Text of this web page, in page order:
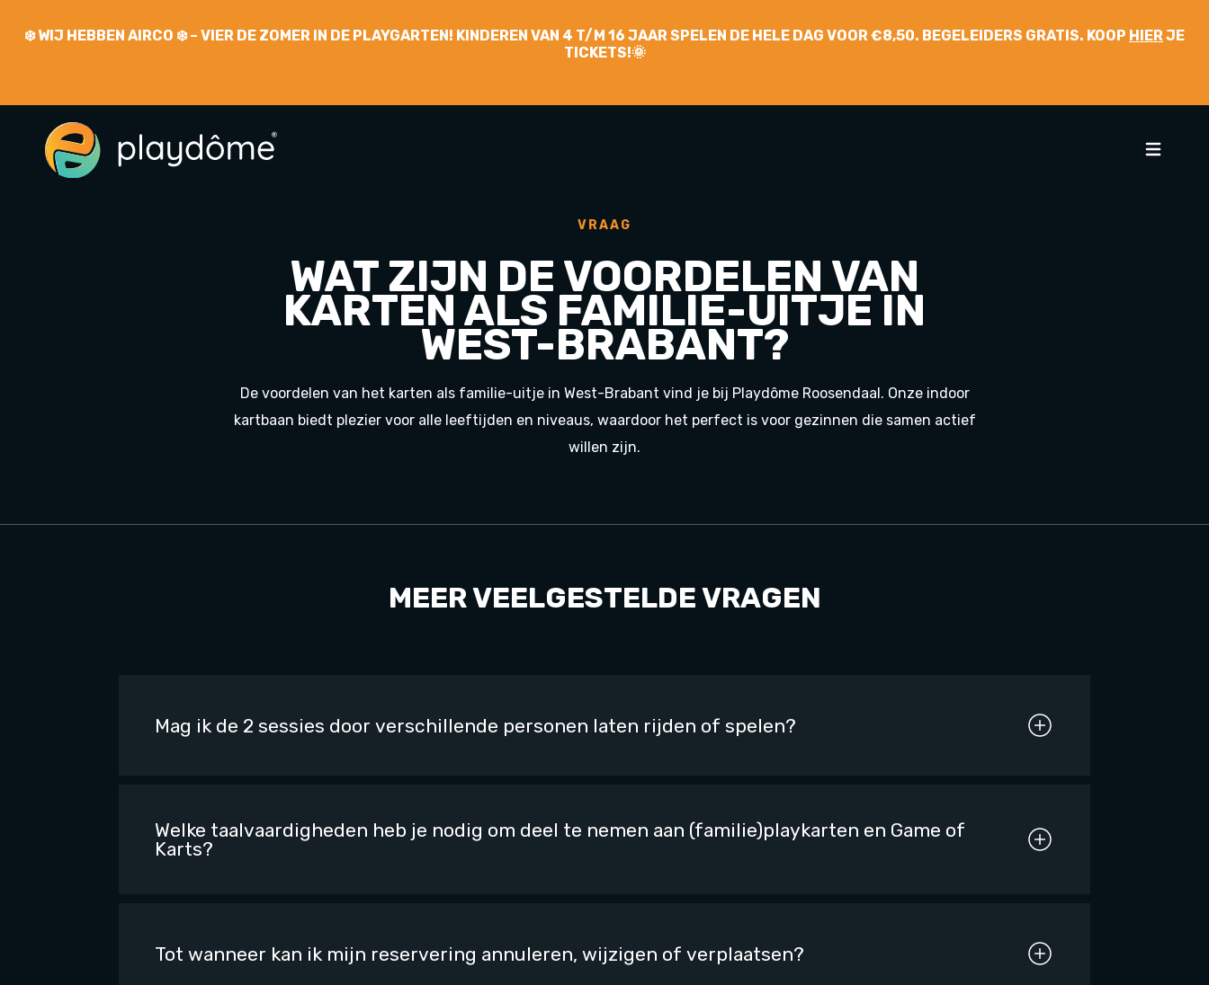
❄️WIJ HEBBEN AIRCO ❄️ – VIER DE ZOMER IN DE PLAYGARTEN! KINDEREN VAN 4 T/M 16 JAAR SPELEN DE HELE DAG VOOR €8,50. BEGELEIDERS GRATIS. KOOP HIERJE
TICKETS!🌞
VRAAG
WAT ZIJN DE VOORDELEN VAN
KARTEN ALS FAMILIE-UITJE IN
WEST-BRABANT?
De voordelen van het karten als familie-uitje in West-Brabant vind je bij Playdôme Roosendaal. Onze indoor
kartbaan biedt plezier voor alle leeftijden en niveaus, waardoor het perfect is voor gezinnen die samen actief
willen zijn.
MEER VEELGESTELDE VRAGEN
Mag ik de 2 sessies door verschillende personen laten rijden of spelen?
Welke taalvaardigheden heb je nodig om deel te nemen aan (familie)playkarten en Game of
Karts?
Tot wanneer kan ik mijn reservering annuleren, wijzigen of verplaatsen?